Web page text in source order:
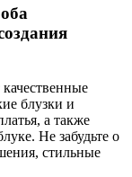
блузки и
а также
Не забудьте о
стильные